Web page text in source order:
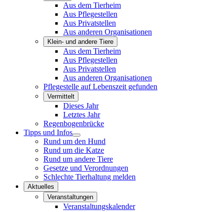
Aus dem Tierheim
Aus Pflegestellen
Aus Privatstellen
Aus anderen Organisationen
Klein- und andere Tiere
Aus dem Tierheim
Aus Pflegestellen
Aus Privatstellen
Aus anderen Organisationen
Pflegestelle auf Lebenszeit gefunden
Vermittelt
Dieses Jahr
Letztes Jahr
Regenbogenbrücke
Tipps und Infos
Rund um den Hund
Rund um die Katze
Rund um andere Tiere
Gesetze und Verordnungen
Schlechte Tierhaltung melden
Aktuelles
Veranstaltungen
Veranstaltungskalender